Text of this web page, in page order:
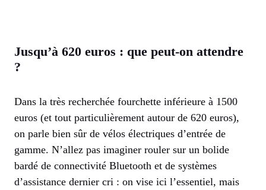
Jusqu’à 620 euros : que peut-on attendre
?
Dans la très recherchée fourchette inférieure à 1500
euros (et tout particulièrement autour de 620 euros),
on parle bien sûr de vélos électriques d’entrée de
gamme. N’allez pas imaginer rouler sur un bolide
bardé de connectivité Bluetooth et de systèmes
d’assistance dernier cri : on vise ici l’essentiel, mais